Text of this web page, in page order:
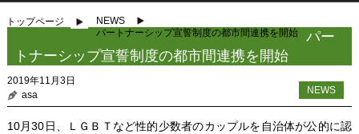
トップページ
NEWS
パートナーシップ宣誓制度の都市間連携を開始
パー
トナーシップ宣誓制度の都市間連携を開始
NEWS
2019年11月3日
asa
10月30日、ＬＧＢＴなど性的少数者のカップルを自治体が公的に認